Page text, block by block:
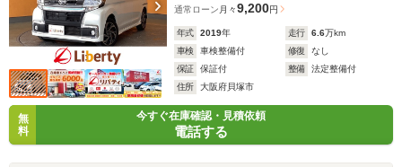
通常ローン 月々9,200円
年式 2019年 走行 6.6万km
車検
車検整備付 修復
なし
保証
保証付 整備
法定整備付
住所
大阪府貝塚市
無
料
今すぐ在庫確認・見積依頼
電話する